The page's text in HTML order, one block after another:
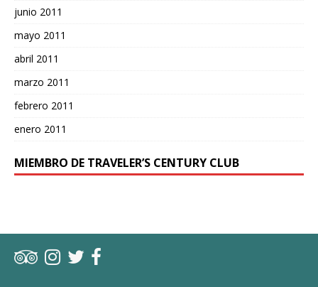
junio 2011
mayo 2011
abril 2011
marzo 2011
febrero 2011
enero 2011
MIEMBRO DE TRAVELER’S CENTURY CLUB